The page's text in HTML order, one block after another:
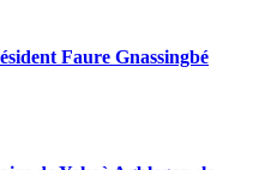
Faure Gnassingbé